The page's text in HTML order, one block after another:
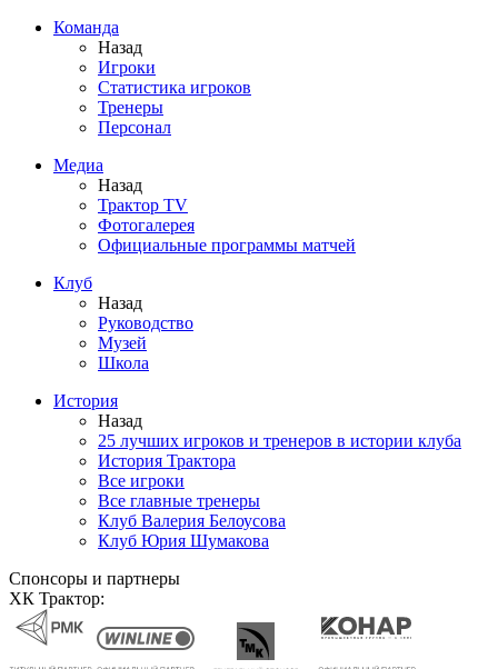
Команда
Назад
Игроки
Статистика игроков
Тренеры
Персонал
Медиа
Назад
Трактор TV
Фотогалерея
Официальные программы матчей
Клуб
Назад
Руководство
Музей
Школа
История
Назад
25 лучших игроков и тренеров в истории клуба
История Трактора
Все игроки
Все главные тренеры
Клуб Валерия Белоусова
Клуб Юрия Шумакова
Спонсоры и партнеры
ХК Трактор: